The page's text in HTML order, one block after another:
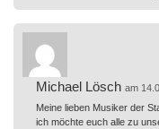
Michael Lösch am
Meine lieben Musiker der
ich möchte euch alle zu